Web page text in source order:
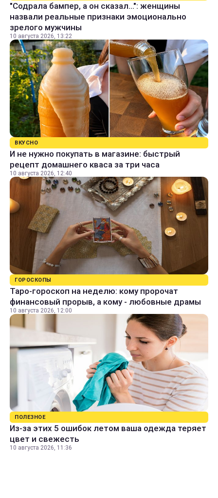
"Содрала бампер, а он сказал...": женщины
назвали реальные признаки эмоционально
зрелого мужчины
10 августа 2026, 13:22
ВКУСНО
И не нужно покупать в магазине: быстрый
рецепт домашнего кваса за три часа
10 августа 2026, 12:40
ГОРОСКОПЫ
Таро-гороскоп на неделю: кому пророчат
финансовый прорыв, а кому - любовные драмы
10 августа 2026, 12:00
ПОЛЕЗНОЕ
Из-за этих 5 ошибок летом ваша одежда теряет
цвет и свежесть
10 августа 2026, 11:36